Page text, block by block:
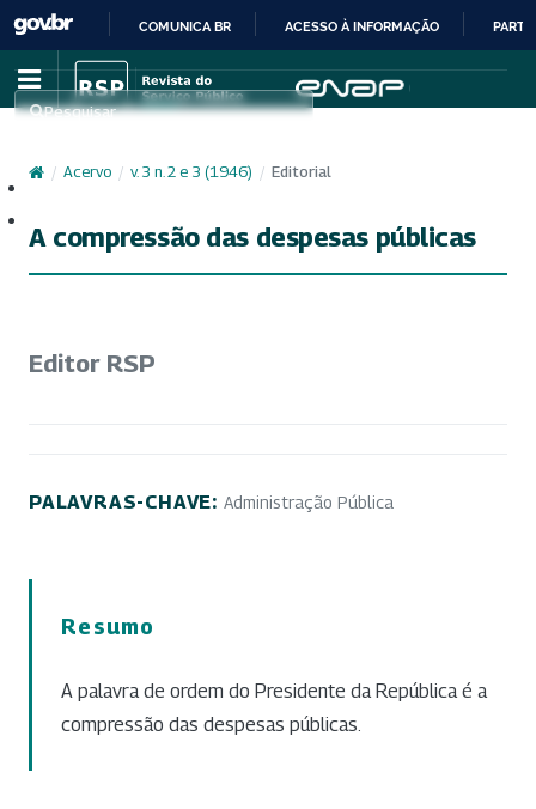
IR
PARA
CONTEÚDO
COMUNICA BR ACESSO À INFORMAÇÃO
Pesquisar
/ Acervo / v. 3 n. 2 e 3 (1946) / Editorial
A compressão das despesas públicas
Editor RSP
PALAVRAS-CHAVE: Administração Pública
Resumo
A palavra de ordem do Presidente da República é a
compressão das despesas públicas.